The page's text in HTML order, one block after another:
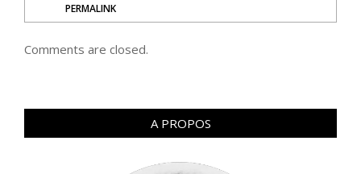
PERMALINK
Comments are closed.
A PROPOS